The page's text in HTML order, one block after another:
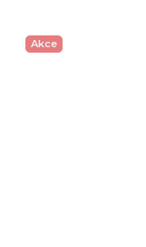
Akce